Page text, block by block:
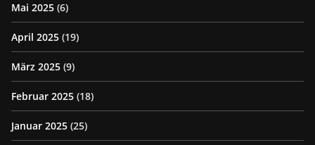
Mai 2025 (6)
April 2025 (19)
März 2025 (9)
Februar 2025 (18)
Januar 2025 (25)